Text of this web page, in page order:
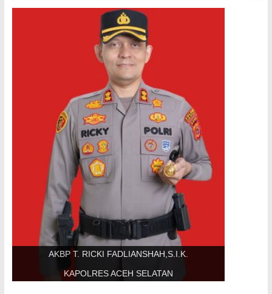
AKBP T. RICKI FADLIANSHAH,S.I.K.
KAPOLRES ACEH SELATAN